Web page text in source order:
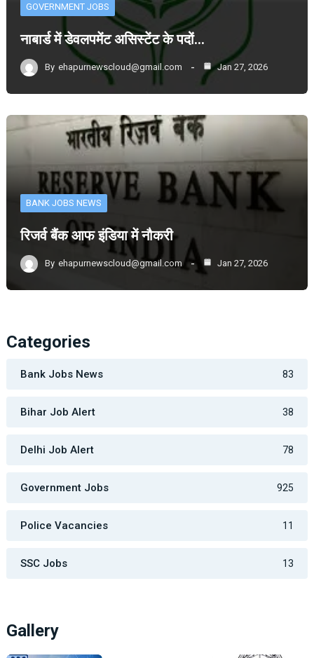
GOVERNMENT JOBS
नाबार्ड में डेवलपमेंट असिस्टेंट के पदों…
By ehapurnewscloud@gmail.com Jan 27, 2026
BANK JOBS NEWS
रिजर्व बैंक आफ इंडिया में नौकरी
By ehapurnewscloud@gmail.com Jan 27, 2026
Categories
Bank Jobs News 83
Bihar Job Alert 38
Delhi Job Alert 78
Government Jobs 925
Police Vacancies 11
SSC Jobs 13
Gallery